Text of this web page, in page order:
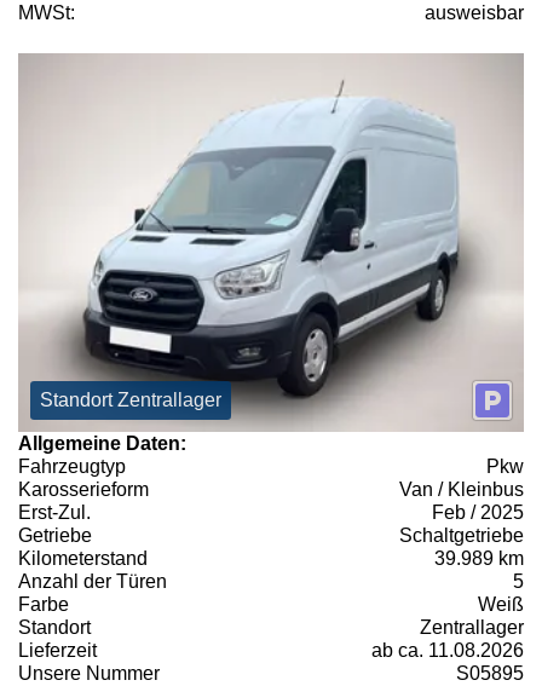
MWSt: ausweisbar
Standort Zentrallager
Allgemeine Daten:
Fahrzeugtyp
Pkw
Karosserieform
Van / Kleinbus
Erst-Zul.
Feb / 2025
Getriebe
Schaltgetriebe
Kilometerstand
39.989 km
Anzahl der Türen
5
Farbe
Weiß
Standort
Zentrallager
Lieferzeit
ab ca. 11.08.2026
Unsere Nummer
S05895